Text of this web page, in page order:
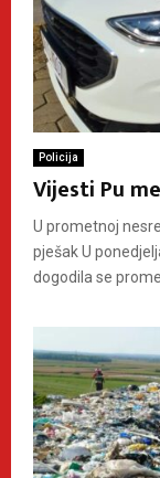
Policija
Vijesti Pu
U prometnoj
pješak U
dogodila se